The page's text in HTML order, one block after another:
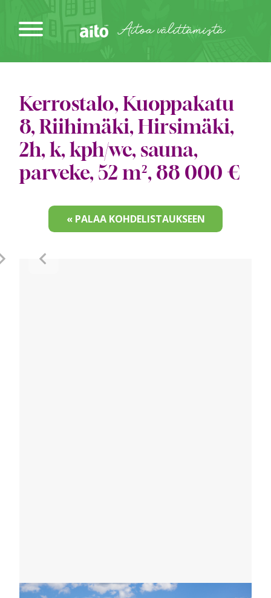
sisältöön
Aitoa välittämistä
Kerrostalo, Kuoppakatu
8, Riihimäki, Hirsimäki,
2h, k, kph/wc, sauna,
parveke, 52 m², 88 000 €
« PALAA KOHDELISTAUKSEEN